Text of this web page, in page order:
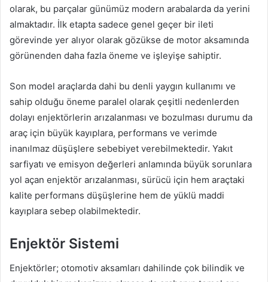
olarak, bu parçalar günümüz modern arabalarda da yerini
almaktadır. İlk etapta sadece genel geçer bir ileti
görevinde yer alıyor olarak gözükse de motor aksamında
görünenden daha fazla öneme ve işleyişe sahiptir.
Son model araçlarda dahi bu denli yaygın kullanımı ve
sahip olduğu öneme paralel olarak çeşitli nedenlerden
dolayı enjektörlerin arızalanması ve bozulması durumu da
araç için büyük kayıplara, performans ve verimde
inanılmaz düşüşlere sebebiyet verebilmektedir. Yakıt
sarfiyatı ve emisyon değerleri anlamında büyük sorunlara
yol açan enjektör arızalanması, sürücü için hem araçtaki
kalite performans düşüşlerine hem de yüklü maddi
kayıplara sebep olabilmektedir.
Enjektör Sistemi
Enjektörler; otomotiv aksamları dahilinde çok bilindik ve